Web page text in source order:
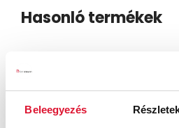
Beleegyezés
Hasonló termékek